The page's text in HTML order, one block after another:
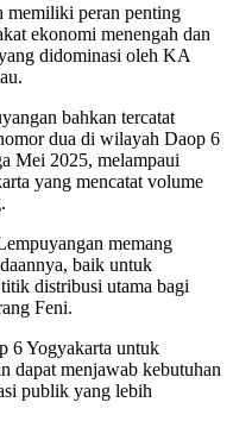
memiliki peran penting
ekonomi menengah dan
didominasi oleh KA
bahkan tercatat
dua di wilayah Daop 6
Mei 2025, melampaui
yang mencatat volume
memang
baik untuk
distribusi utama bagi
Feni.
6 Yogyakarta untuk
dapat menjawab kebutuhan
publik yang lebih